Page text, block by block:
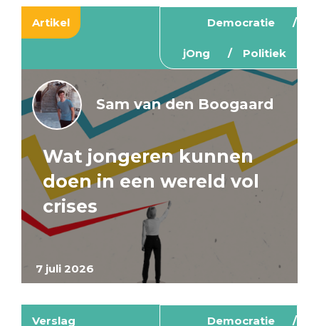
Artikel Democratie
jOng Politiek
7 juli 2026
Sam van den Boogaard
Wat jongeren kunnen
doen in een wereld vol
crises
Verslag Democratie